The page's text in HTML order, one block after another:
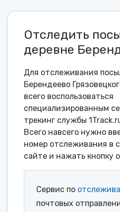
Отследить
деревне
Для отслеживания
Берендеево
всего воспользоваться
специализированным
трекинг службы
Всего навсего нужно
номер отслеживания в
сайте и нажать кнопку
Сервис по
почтовых